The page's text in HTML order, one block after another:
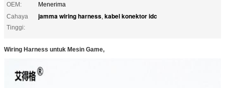
OEM:
Menerima
Cahaya
Tinggi:
jamma wiring harness, kabel konektor idc
Wiring Harness untuk Mesin Game,